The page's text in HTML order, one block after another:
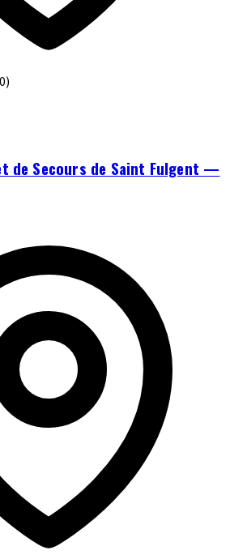
de Secours de Saint Fulgent —